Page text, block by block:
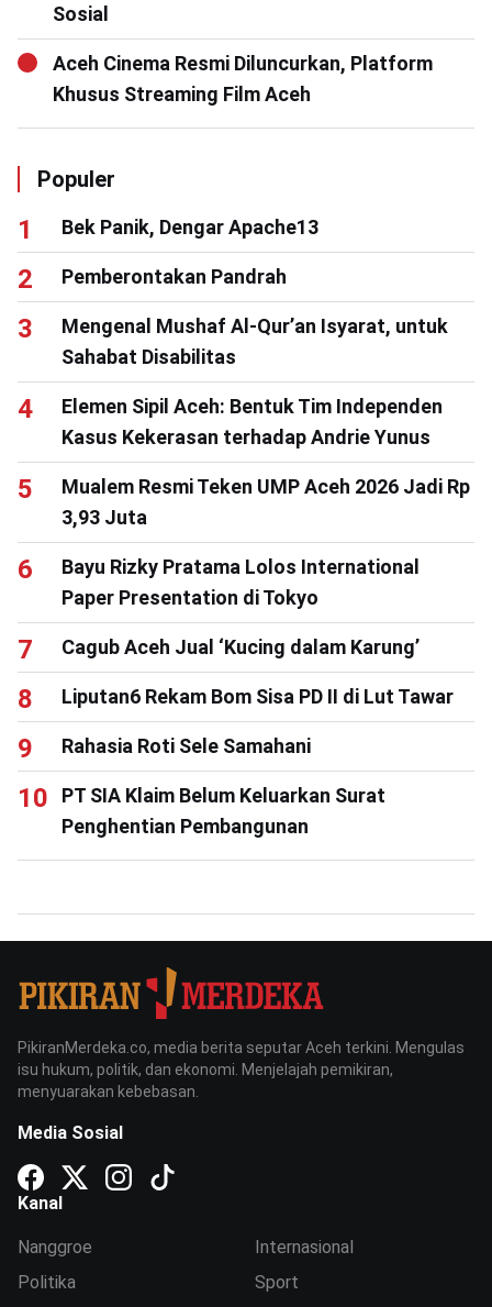
Sosial
Aceh Cinema Resmi Diluncurkan, Platform
Khusus Streaming Film Aceh
Populer
Bek Panik, Dengar Apache13
Pemberontakan Pandrah
Mengenal Mushaf Al-Qur’an Isyarat, untuk
Sahabat Disabilitas
Elemen Sipil Aceh: Bentuk Tim Independen
Kasus Kekerasan terhadap Andrie Yunus
Mualem Resmi Teken UMP Aceh 2026 Jadi Rp
3,93 Juta
Bayu Rizky Pratama Lolos International
Paper Presentation di Tokyo
Cagub Aceh Jual ‘Kucing dalam Karung’
Liputan6 Rekam Bom Sisa PD II di Lut Tawar
Rahasia Roti Sele Samahani
PT SIA Klaim Belum Keluarkan Surat
Penghentian Pembangunan
PikiranMerdeka.co, media berita seputar Aceh terkini. Mengulas
isu hukum, politik, dan ekonomi. Menjelajah pemikiran,
menyuarakan kebebasan.
Media Sosial
Kanal
Nanggroe
Politika
Internasional
Sport